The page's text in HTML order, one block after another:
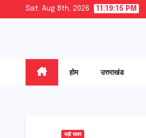
Sat. Aug 8th, 2026 11:19:15 PM
होम उत्तराखंड
बड़ी खबर